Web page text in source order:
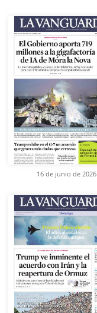
16 de junio de 2026